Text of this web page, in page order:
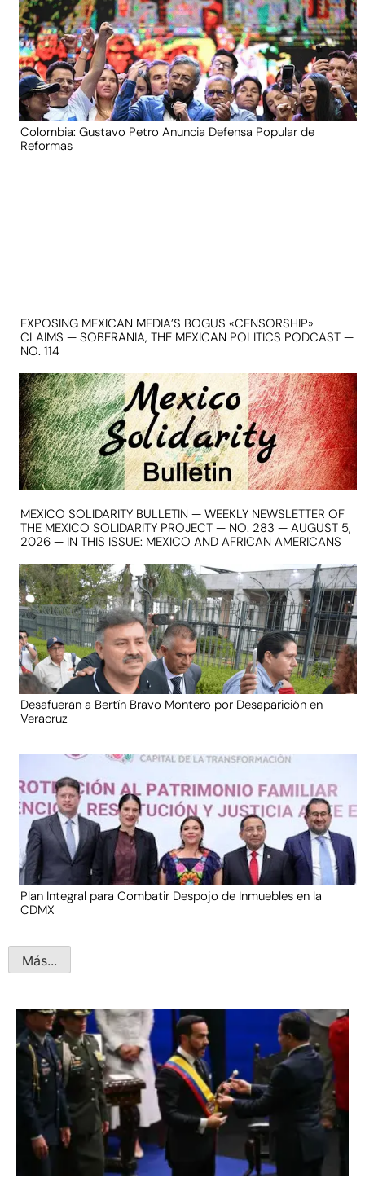
Colombia: Gustavo Petro Anuncia Defensa Popular de
Reformas
EXPOSING MEXICAN MEDIA’S BOGUS «CENSORSHIP»
CLAIMS — SOBERANIA, THE MEXICAN POLITICS PODCAST —
NO. 114
MEXICO SOLIDARITY BULLETIN — WEEKLY NEWSLETTER OF
THE MEXICO SOLIDARITY PROJECT — NO. 283 — AUGUST 5,
2026 — IN THIS ISSUE: MEXICO AND AFRICAN AMERICANS
Desafueran a Bertín Bravo Montero por Desaparición en
Veracruz
Plan Integral para Combatir Despojo de Inmuebles en la
CDMX
Más...